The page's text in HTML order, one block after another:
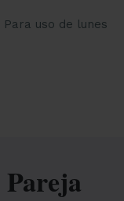
uso de lunes